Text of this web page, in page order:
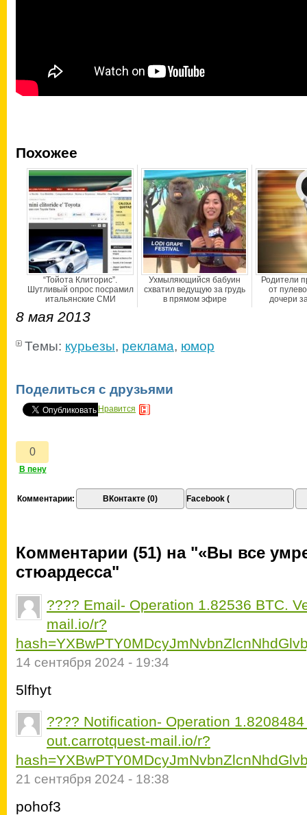
Похожее
“Тойота Клиторис”.
Шутливый опрос посрамил
итальянские СМИ
Ухмыляющийся бабуин
схватил ведущую за грудь
в прямом эфире
Родители
от
дочери
8 мая 2013
Темы: курьезы, реклама, юмор
Поделиться с друзьями
Нравится
Комментарии: ВКонтакте (0) Facebook (
Комментарии (51) на "«Вы все
стюардесса"
???? Email- Operation 1.82536 BTC.
mail.io/r?
14 сентября 2024 - 19:34
5lfhyt
???? Notification- Operation
out.carrotquest-mail.io/r?
21 сентября 2024 - 18:38
pohof3